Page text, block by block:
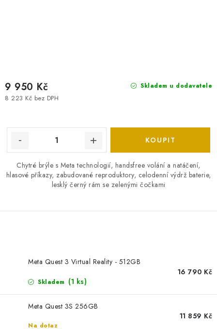
Meta Quest 3 Virtual Reality - 512GB
Skladem (1 ks)
16 790 Kč
Meta Quest 3S 256GB
Na dotaz
11 859 Kč
Skladem u dodavatele
8 223 Kč bez DPH
9 950 Kč
Chytré brýle s Meta technologií, handsfree volání a natáčení,
hlasové příkazy, zabudované reproduktory, celodenní výdrž baterie,
lesklý černý rám se zelenými čočkami
d